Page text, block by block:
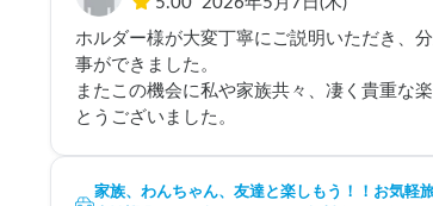
ホルダー様が大変丁寧にご説明いただき、
事ができました。
またこの機会に私や家族共々、凄く貴重な
とうございました。
家族、わんちゃん、友達と楽しもう！！お気軽